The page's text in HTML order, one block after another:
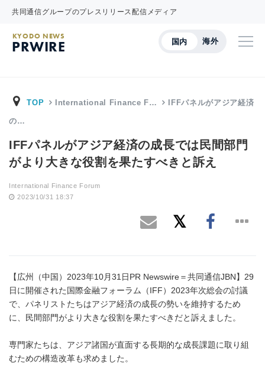
共同通信グループのプレスリリース配信メディア
国内 海外
KYODO NEWS
PRWIRE
TOP International Finance F… IFFパネルがアジア経済
の…
IFFパネルがアジア経済の成長では民間部門
がより大きな役割を果たすべきと訴え
International Finance Forum
2023/10/31 18:37
【広州（中国）2023年10月31日PR Newswire＝共同通信JBN】29
日に開催された国際金融フォーラム（IFF）2023年次総会の討議
で、パネリストたちはアジア経済の成長の勢いを維持するため
に、民間部門がより大きな役割を果たすべきだと訴えました。
専門家たちは、アジア諸国が直面する長期的な成長課題に取り組
むための構造改革も求めました。